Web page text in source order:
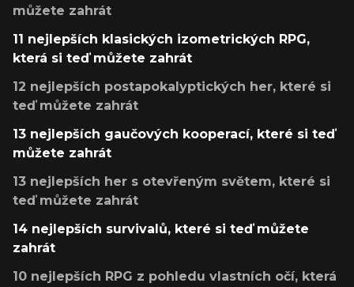
můžete zahrát
11 nejlepších klasických izometrických RPG,
která si teď můžete zahrát
12 nejlepších postapokalyptických her, které si
teď můžete zahrát
13 nejlepších gaučových kooperací, které si teď
můžete zahrát
13 nejlepších her s otevřeným světem, které si
teď můžete zahrát
14 nejlepších survivalů, které si teď můžete
zahrát
10 nejlepších RPG z pohledu vlastních očí, která